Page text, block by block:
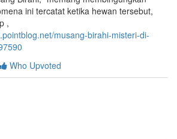
ini tercatat ketika hewan tersebut,
,
musang-birahi-misteri-di-
Who Upvoted